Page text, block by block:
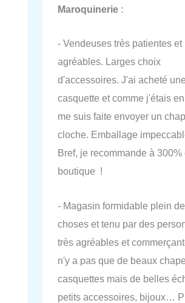
Maroquinerie :
- Vendeuses très patientes et
agréables. Larges choix
d'accessoires. J'ai acheté une
casquette et comme j'étais
me suis faite envoyer un
cloche. Emballage
Bref, je recommande à 300%
boutique !
- Magasin formidable plein
choses et tenu par des
très agréables et
n'y a pas que de beaux
casquettes mais de belles
petits accessoires, bijoux…